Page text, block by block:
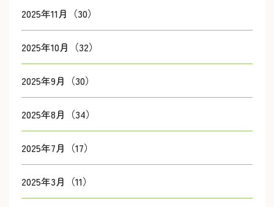
2025年11月（30）
2025年10月（32）
2025年9月（30）
2025年8月（34）
2025年7月（17）
2025年3月（11）